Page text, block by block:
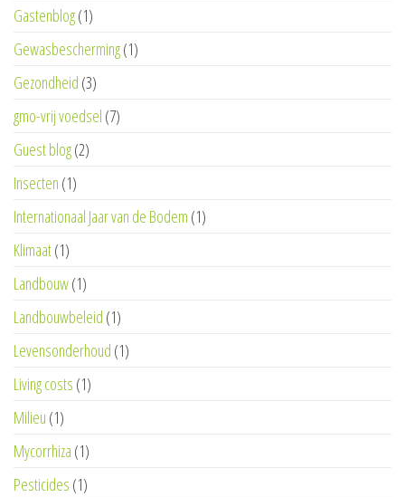
Gastenblog(1)
Gewasbescherming(1)
Gezondheid (3)
gmo-vrij voedsel (7)
Guest blog(2)
Insecten (1)
Internationaal Jaar van de Bodem (1)
Klimaat(1)
Landbouw(1)
Landbouwbeleid (1)
Levensonderhoud (1)
Living costs (1)
Milieu (1)
Mycorrhiza (1)
Pesticides (1)